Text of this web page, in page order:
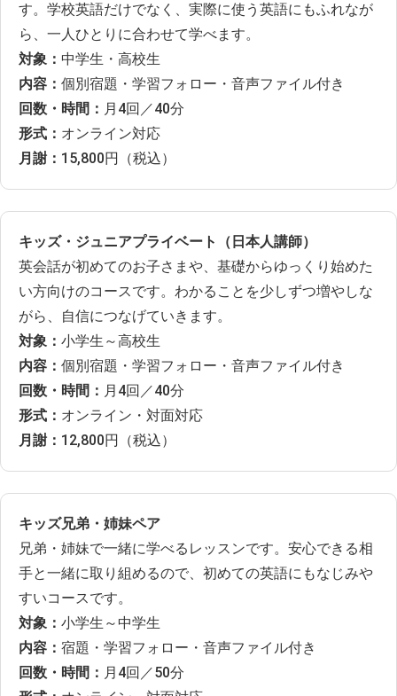
す。学校英語だけでなく、実際に使う英語にもふれなが
ら、一人ひとりに合わせて学べます。
対象： 中学生・高校生
内容： 個別宿題・学習フォロー・音声ファイル付き
回数・時間： 月4回／40分
形式： オンライン対応
月謝： 15,800円（税込）
キッズ・ジュニアプライベート（日本人講師）
英会話が初めてのお子さまや、基礎からゆっくり始めた
い方向けのコースです。わかることを少しずつ増やしな
がら、自信につなげていきます。
対象： 小学生～高校生
内容： 個別宿題・学習フォロー・音声ファイル付き
回数・時間： 月4回／40分
形式： オンライン・対面対応
月謝： 12,800円（税込）
キッズ兄弟・姉妹ペア
兄弟・姉妹で一緒に学べるレッスンです。安心できる相
手と一緒に取り組めるので、初めての英語にもなじみや
すいコースです。
対象： 小学生～中学生
内容： 宿題・学習フォロー・音声ファイル付き
回数・時間： 月4回／50分